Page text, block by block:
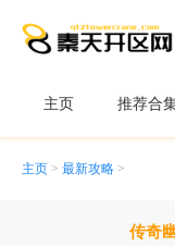
主页 推荐合
主页 > 最新攻略 >
传奇